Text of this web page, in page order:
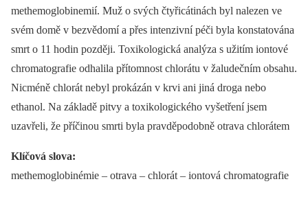
methemoglobinemií. Muž o svých čtyřicátinách byl nalezen ve
svém domě v bezvědomí a přes intenzivní péči byla konstatována
smrt o 11 hodin později. Toxikologická analýza s užitím iontové
chromatografie odhalila přítomnost chlorátu v žaludečním obsahu.
Nicméně chlorát nebyl prokázán v krvi ani jiná droga nebo
ethanol. Na základě pitvy a toxikologického vyšetření jsem
uzavřeli, že příčinou smrti byla pravděpodobně otrava chlorátem
Klíčová slova:
methemoglobinémie –⁠ otrava –⁠ chlorát –⁠ iontová chromatografie